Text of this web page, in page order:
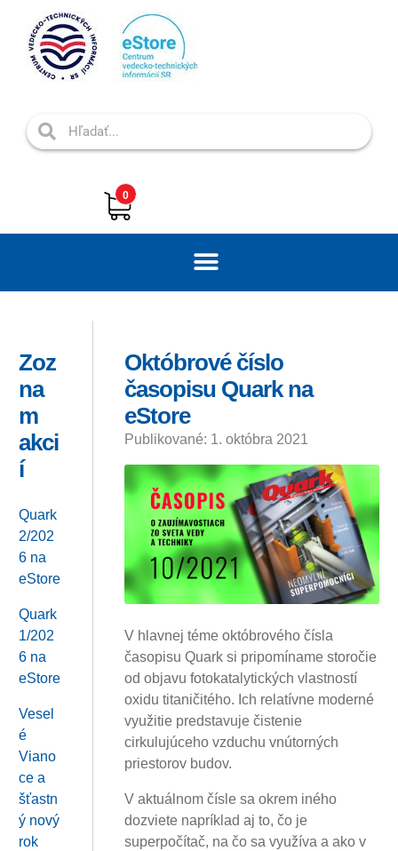
0
Zoz
na
m
akci
í
Quark
2/202
6 na
eStore
Quark
1/202
6 na
eStore
Vesel
é
Viano
ce a
šťastn
ý nový
rok
Októbrové číslo
časopisu Quark na
eStore
Publikované: 1. októbra 2021
V hlavnej téme októbrového čísla
časopisu Quark si pripomíname storočie
od objavu fotokatalytických vlastností
oxidu titaničitého. Ich relatívne moderné
využitie predstavuje čistenie
cirkulujúceho vzduchu vnútorných
priestorov budov.
V aktuálnom čísle sa okrem iného
dozviete napríklad aj to, čo je
superpočítač, na čo sa využíva a ako v